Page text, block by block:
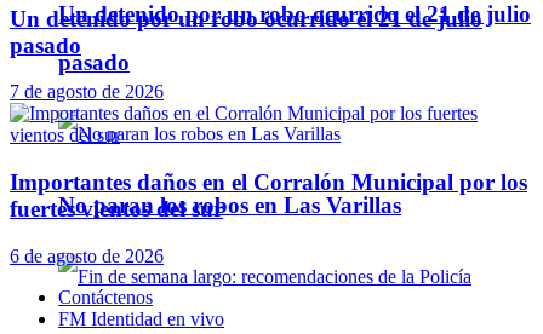
Un detenido por un robo ocurrido el 21 de julio
pasado
No paran los robos en Las Varillas
Un detenido por un robo ocurrido el 21 de julio
pasado
7 de agosto de 2026
Importantes daños en el Corralón Municipal por los
fuertes vientos del sur
6 de agosto de 2026
Contáctenos
FM Identidad en vivo